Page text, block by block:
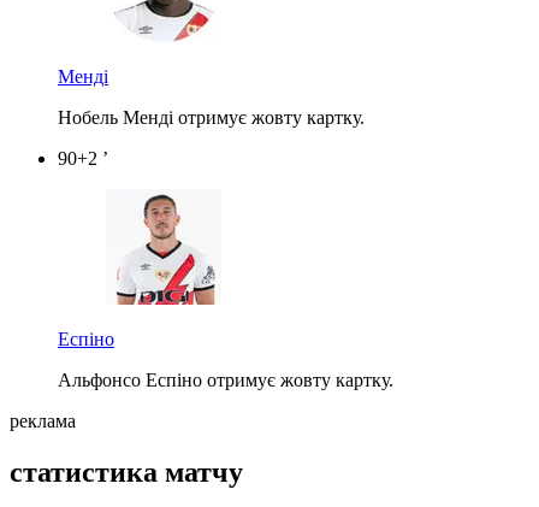
Менді
Нобель Менді отримує жовту картку.
90+2 ’
Еспіно
Альфонсо Еспіно отримує жовту картку.
реклама
статистика матчу